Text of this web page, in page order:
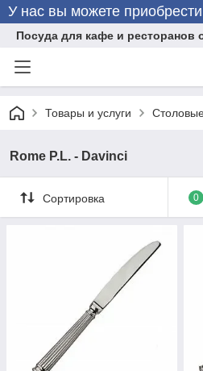
У нас вы можете
Посуда для кафе и ресторанов
Товары и услуги
Rome P.L. - Davinci
Сортировка 0